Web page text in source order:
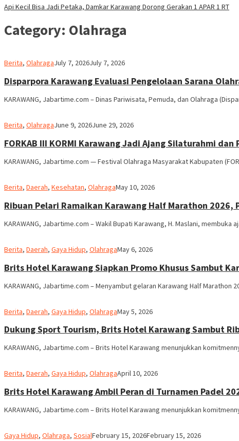
Api Kecil Bisa Jadi Petaka, Damkar Karawang Dorong Gerakan 1 APAR 1 RT
Category: Olahraga
Berita, Olahragaadmin
July 7, 2026July 7, 2026
Disparpora Karawang Evaluasi Pengelolaan Sarana
KARAWANG, Jabartime.com – Dinas Pariwisata, Pemuda, dan Olahraga
Berita, Olahragaadmin
June 9, 2026June 29, 2026
FORKAB III KORMI Karawang Jadi Ajang Silaturahmi
KARAWANG, Jabartime.com — Festival Olahraga Masyarakat Kabupaten
Berita, Daerah, Kesehatan, Olahragaadmin
May 10, 2026
Ribuan Pelari Ramaikan Karawang Half Marathon
KARAWANG, Jabartime.com – Wakil Bupati Karawang, H. Maslani, membuka
Berita, Daerah, Gaya Hidup, Olahragaadmin
May 6, 2026
Brits Hotel Karawang Siapkan Promo Khusus Sambut
KARAWANG, Jabartime.com – Menyambut gelaran Karawang Half Marathon
Berita, Daerah, Gaya Hidup, Olahragaadmin
May 5, 2026
Dukung Sport Tourism, Brits Hotel Karawang Sambut
KARAWANG, Jabartime.com – Brits Hotel Karawang menunjukkan
Berita, Daerah, Gaya Hidup, Olahragaadmin
April 10, 2026
Brits Hotel Karawang Ambil Peran di Turnamen Padel
KARAWANG, Jabartime.com – Brits Hotel Karawang menunjukkan
Gaya Hidup, Olahraga, Sosialadmin
February 15, 2026February 15, 2026